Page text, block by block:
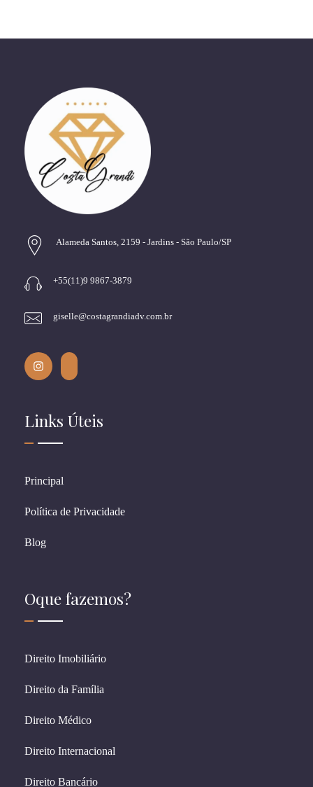
Alameda Santos, 2159 - Jardins - São Paulo/SP
+55(11)9 9867-3879
giselle@costagrandiadv.com.br
Links Úteis
Principal
Política de Privacidade
Blog
Oque fazemos?
Direito Imobiliário
Direito da Família
Direito Médico
Direito Internacional
Direito Bancário